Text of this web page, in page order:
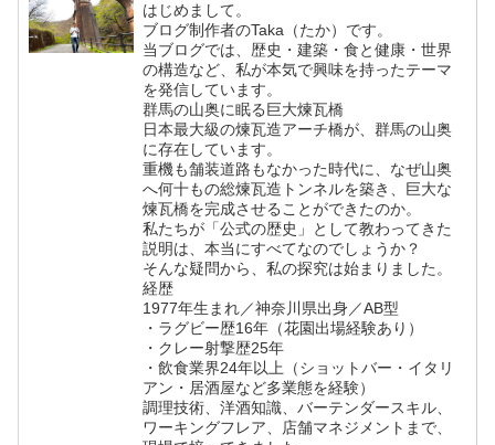
はじめまして。
ブログ制作者のTaka（たか）です。
当ブログでは、歴史・建築・食と健康・世界
の構造など、私が本気で興味を持ったテーマ
を発信しています。
群馬の山奥に眠る巨大煉瓦橋
日本最大級の煉瓦造アーチ橋が、群馬の山奥
に存在しています。
重機も舗装道路もなかった時代に、なぜ山奥
へ何十もの総煉瓦造トンネルを築き、巨大な
煉瓦橋を完成させることができたのか。
私たちが「公式の歴史」として教わってきた
説明は、本当にすべてなのでしょうか？
そんな疑問から、私の探究は始まりました。
経歴
1977年生まれ／神奈川県出身／AB型
・ラグビー歴16年（花園出場経験あり）
・クレー射撃歴25年
・飲食業界24年以上（ショットバー・イタリ
アン・居酒屋など多業態を経験）
調理技術、洋酒知識、バーテンダースキル、
ワーキングフレア、店舗マネジメントまで、